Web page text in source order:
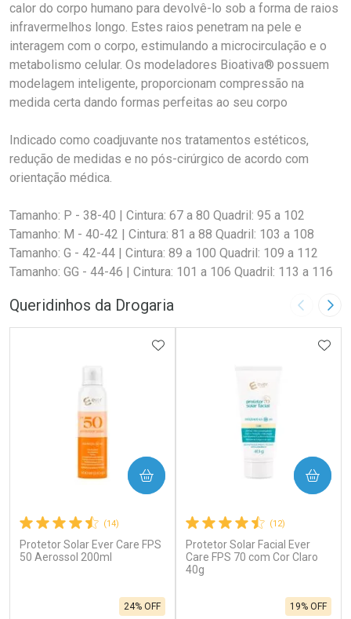
calor do corpo humano para devolvê-lo sob a forma de raios
infravermelhos longo. Estes raios penetram na pele e
interagem com o corpo, estimulando a microcirculação e o
metabolismo celular. Os modeladores Bioativa® possuem
modelagem inteligente, proporcionam compressão na
medida certa dando formas perfeitas ao seu corpo
Indicado como coadjuvante nos tratamentos estéticos,
redução de medidas e no pós-cirúrgico de acordo com
orientação médica.
Tamanho: P - 38-40 | Cintura: 67 a 80 Quadril: 95 a 102
Tamanho: M - 40-42 | Cintura: 81 a 88 Quadril: 103 a 108
Tamanho: G - 42-44 | Cintura: 89 a 100 Quadril: 109 a 112
Tamanho: GG - 44-46 | Cintura: 101 a 106 Quadril: 113 a 116
Queridinhos da Drogaria Imagem
(14)
Protetor Solar Ever Care FPS
50 Aerossol 200ml
24% OFF
ADICIONAR AOS FAVORITOS
COMPRAR
(12)
Protetor Solar Facial Ever
Care FPS 70 com Cor Claro
40g
19% OFF
COMPRAR